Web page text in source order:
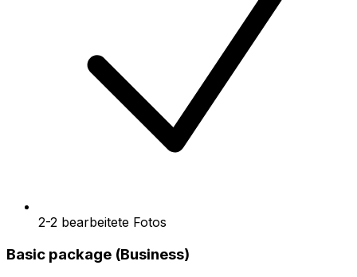
2-2 bearbeitete Fotos
Basic package (Business)